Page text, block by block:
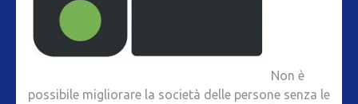
Non è
possibile migliorare la società delle persone senza le